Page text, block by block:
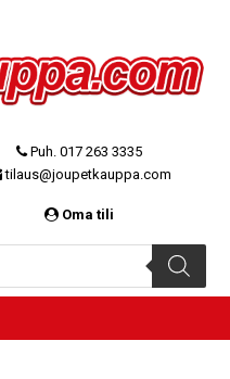
Puh. 017 263 3335
tilaus@joupetkauppa.com
Oma tili